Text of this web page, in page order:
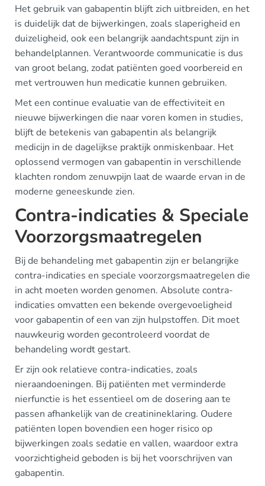
Het gebruik van gabapentin blijft zich uitbreiden, en het
is duidelijk dat de bijwerkingen, zoals slaperigheid en
duizeligheid, ook een belangrijk aandachtspunt zijn in
behandelplannen. Verantwoorde communicatie is dus
van groot belang, zodat patiënten goed voorbereid en
met vertrouwen hun medicatie kunnen gebruiken.
Met een continue evaluatie van de effectiviteit en
nieuwe bijwerkingen die naar voren komen in studies,
blijft de betekenis van gabapentin als belangrijk
medicijn in de dagelijkse praktijk onmiskenbaar. Het
oplossend vermogen van gabapentin in verschillende
klachten rondom zenuwpijn laat de waarde ervan in de
moderne geneeskunde zien.
Contra-indicaties & Speciale
Voorzorgsmaatregelen
Bij de behandeling met gabapentin zijn er belangrijke
contra-indicaties en speciale voorzorgsmaatregelen die
in acht moeten worden genomen. Absolute contra-
indicaties omvatten een bekende overgevoeligheid
voor gabapentin of een van zijn hulpstoffen. Dit moet
nauwkeurig worden gecontroleerd voordat de
behandeling wordt gestart.
Er zijn ook relatieve contra-indicaties, zoals
nieraandoeningen. Bij patiënten met verminderde
nierfunctie is het essentieel om de dosering aan te
passen afhankelijk van de creatinineklaring. Oudere
patiënten lopen bovendien een hoger risico op
bijwerkingen zoals sedatie en vallen, waardoor extra
voorzichtigheid geboden is bij het voorschrijven van
gabapentin.